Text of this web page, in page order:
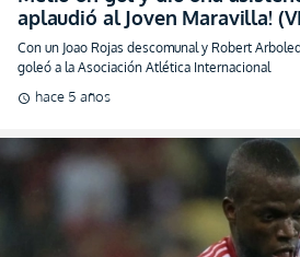
aplaudió al Joven Maravilla!
Con un Joao Rojas descomunal y Robert
goleó a la Asociación Atlética Internacional
schedule hace 5 años